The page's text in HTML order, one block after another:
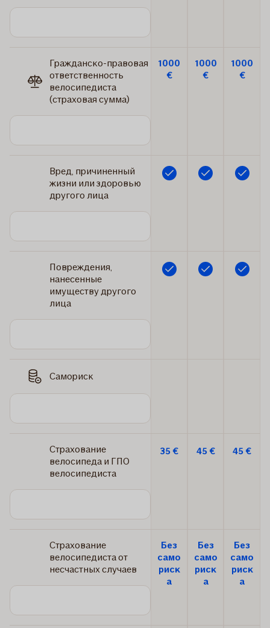
Гражданско-правовая
ответственность
велосипедиста
(страховая сумма)
1000
€
1000
€
1000
€
Вред, причиненный
жизни или здоровью
другого лица
Включено Включено Включено
Повреждения,
нанесенные
имуществу другого
лица
Включено Включено Включено
Самориск
Страхование
велосипеда и ГПО
велосипедиста
35 € 45 € 45 €
Страхование
велосипедиста от
несчастных случаев
Без
само
риск
а
Без
само
риск
а
Без
само
риск
а